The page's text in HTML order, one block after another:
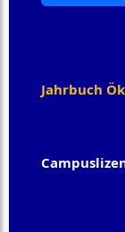
Jahrbuch